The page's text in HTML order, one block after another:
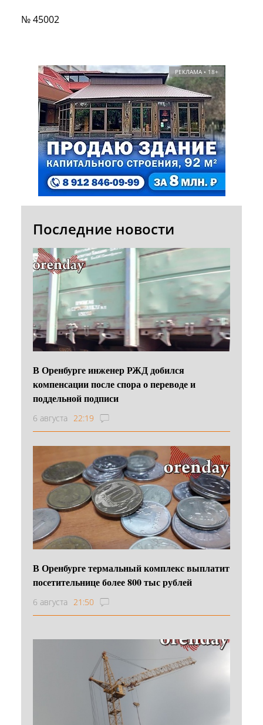
№ 45002
РЕКЛАМА • 18+
Последние новости
В Оренбурге инженер РЖД добился
компенсации после спора о переводе и
поддельной подписи
6 августа 22:19
В Оренбурге термальный комплекс выплатит
посетительнице более 800 тыс рублей
6 августа 21:50